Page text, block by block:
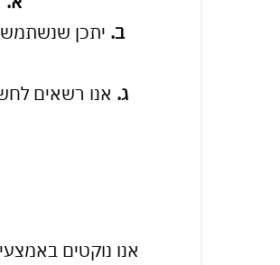
ב.
ג. אנו רשאים
אנו נוקטים